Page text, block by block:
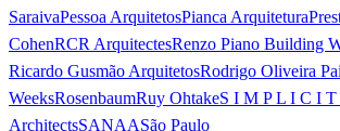
SaraivaPessoa ArquitetosPianca Arquitetura
CohenRCR ArquitectesRenzo Piano Building
Ricardo Gusmão ArquitetosRodrigo Oliveira
WeeksRosenbaumRuy OhtakeS I M P L I C I T
ArchitectsSANAASão Paulo